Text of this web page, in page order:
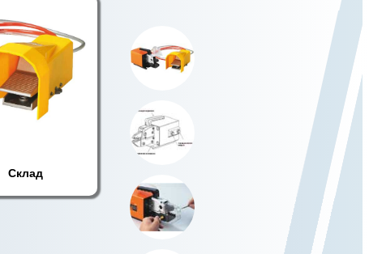
Склад